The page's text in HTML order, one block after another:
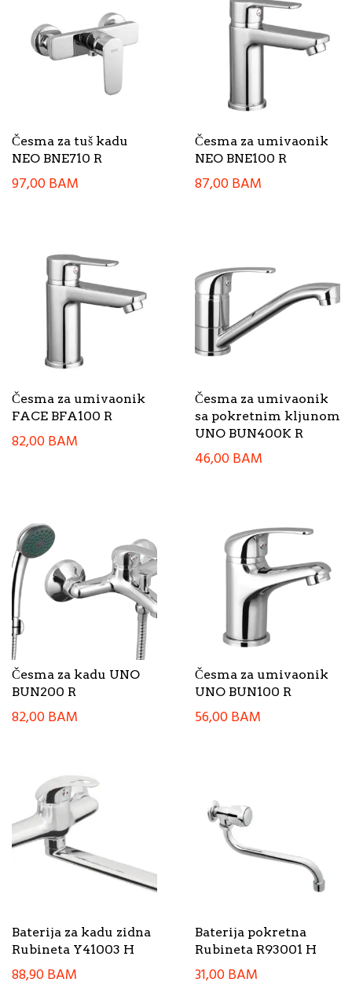
Česma za tuš kadu
NEO BNE710 R
97,00BAM
Česma za umivaonik
NEO BNE100 R
87,00BAM
Česma za umivaonik
FACE BFA100 R
82,00BAM
Česma za umivaonik
sa pokretnim kljunom
UNO BUN400K R
46,00BAM
Česma za kadu UNO
BUN200 R
82,00BAM
Česma za umivaonik
UNO BUN100 R
56,00BAM
Baterija za kadu zidna
Rubineta Y41003 H
88,90BAM
Baterija pokretna
Rubineta R93001 H
31,00BAM